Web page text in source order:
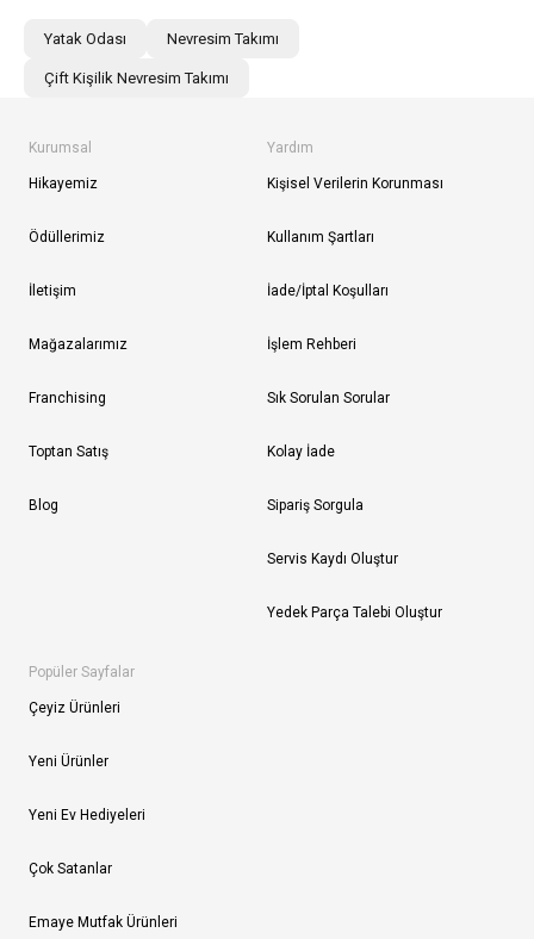
Yatak Odası Nevresim Takımı
Çift Kişilik Nevresim Takımı
Kurumsal
Hikayemiz
Ödüllerimiz
İletişim
Mağazalarımız
Franchising
Toptan Satış
Blog
Yardım
Kişisel Verilerin Korunması
Kullanım Şartları
İade/İptal Koşulları
İşlem Rehberi
Sık Sorulan Sorular
Kolay İade
Sipariş Sorgula
Servis Kaydı Oluştur
Yedek Parça Talebi Oluştur
Popüler Sayfalar
Çeyiz Ürünleri
Yeni Ürünler
Yeni Ev Hediyeleri
Çok Satanlar
Emaye Mutfak Ürünleri